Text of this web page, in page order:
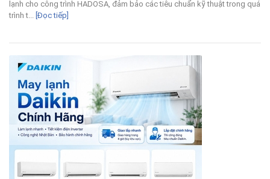
lạnh cho công trình HADOSA, đảm bảo các tiêu chuẩn kỹ thuật trong quá
trình t... [Đọc tiếp]